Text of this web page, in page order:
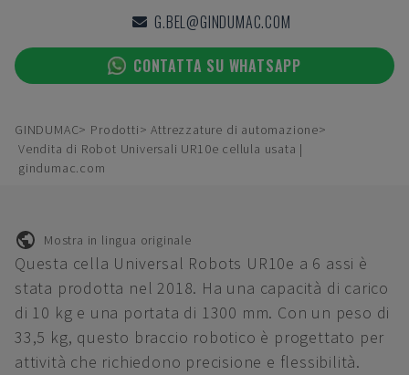
G.BEL@GINDUMAC.COM
CONTATTA SU WHATSAPP
GINDUMAC Prodotti
Attrezzature di automazione
Vendita di Robot Universali UR10e cellula usata |
gindumac.com
Mostra in lingua originale
Questa cella Universal Robots UR10e a 6 assi è
stata prodotta nel 2018. Ha una capacità di carico
di 10 kg e una portata di 1300 mm. Con un peso di
33,5 kg, questo braccio robotico è progettato per
attività che richiedono precisione e flessibilità.